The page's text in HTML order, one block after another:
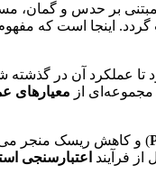
تا عملکرد آن در گذشته
از معیارهای
) و کاهش ریسک منجر
فرآیند اعتبارسنجی